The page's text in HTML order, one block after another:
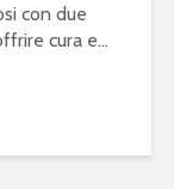
con due
cura e...